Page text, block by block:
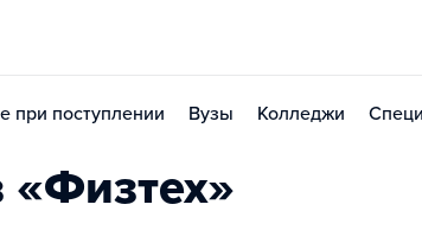
при поступлении Вузы Колледжи